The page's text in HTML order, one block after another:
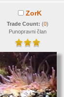
ZorK
Trade Count: (0)
Punopravni član